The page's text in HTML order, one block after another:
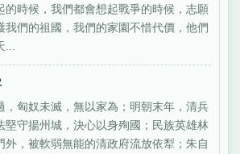
的時候，我們都會想起戰爭的時候，志願
我們的祖國，我們的家園不惜代價，他們
，匈奴未滅，無以家為；明朝末年，清兵
堅守揚州城，決心以身殉國；民族英雄林
外，被軟弱無能的清政府流放依犁；朱自